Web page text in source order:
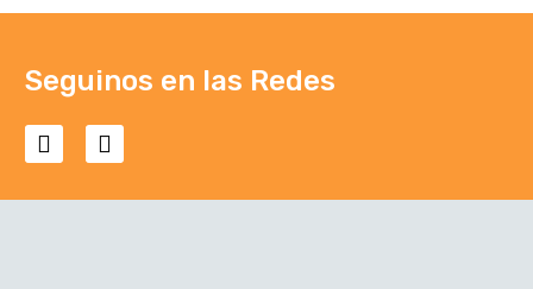
Seguinos en las Redes